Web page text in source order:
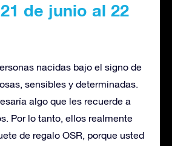
de junio al 22
nacidas bajo el signo de
sensibles y determinadas.
algo que les recuerde a
Por lo tanto, ellos realmente
de regalo OSR, porque usted